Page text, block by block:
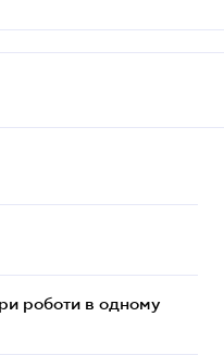
роботи в одному